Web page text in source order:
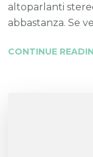
altoparlanti
abbastanza. Se
CONTINUE